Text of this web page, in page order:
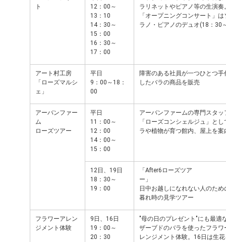
ト
12：00～
13：10
14：30～
15：00
16：30～
17：00
ラリネットやピアノ等の生演奏
「オープニングコンサート」は
ラノ・ピアノのデュオ(18：30
アート村工房
「ローズマルシ
ェ」
平日
9：00～18：
00
障害のある社員が一つひとつ手
したバラの商品を販売
アーバンファー
ム
ローズツアー
平日
11：00～
12：00
14：00～
15：00
アーバンファームの専門スタッ
「ローズコンシェルジュ」とし
ラや植物が育つ館内、屋上を案
12日、19日
18：30～
19：00
「After6ローズツア
ー」
日中お越しになれない人のため
暮れ時の見学ツアー
フラワーアレン
ジメント体験
9日、16日
19：00～
20：30
"母の日のプレゼント"にも最適
ザーブドのバラを使ったフラワ
レンジメント体験。16日は生